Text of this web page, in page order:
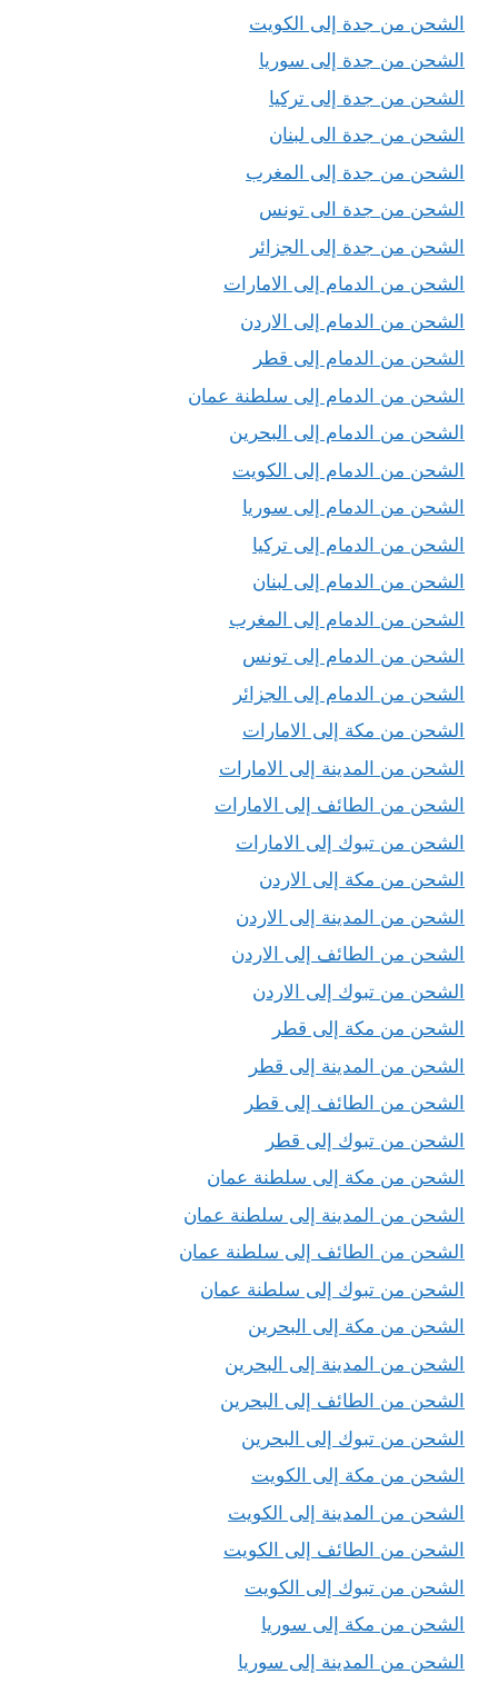
الشحن من جدة إلى الكويت
الشحن من جدة إلى سوريا
الشحن من جدة إلى تركيا
الشحن من جدة الى لبنان
الشحن من جدة إلى المغرب
الشحن من جدة الى تونس
الشحن من جدة إلى الجزائر
الشحن من الدمام إلى الامارات
الشحن من الدمام إلى الاردن
الشحن من الدمام إلى قطر
الشحن من الدمام إلى سلطنة عمان
الشحن من الدمام إلى البحرين
الشحن من الدمام إلى الكويت
الشحن من الدمام إلى سوريا
الشحن من الدمام إلى تركيا
الشحن من الدمام إلى لبنان
الشحن من الدمام إلى المغرب
الشحن من الدمام إلى تونس
الشحن من الدمام إلى الجزائر
الشحن من مكة إلى الامارات
الشحن من المدينة إلى الامارات
الشحن من الطائف إلى الامارات
الشحن من تبوك إلى الامارات
الشحن من مكة إلى الاردن
الشحن من المدينة إلى الاردن
الشحن من الطائف إلى الاردن
الشحن من تبوك إلى الاردن
الشحن من مكة إلى قطر
الشحن من المدينة إلى قطر
الشحن من الطائف إلى قطر
الشحن من تبوك إلى قطر
الشحن من مكة إلى سلطنة عمان
الشحن من المدينة إلى سلطنة عمان
الشحن من الطائف إلى سلطنة عمان
الشحن من تبوك إلى سلطنة عمان
الشحن من مكة إلى البحرين
الشحن من المدينة إلى البحرين
الشحن من الطائف إلى البحرين
الشحن من تبوك إلى البحرين
الشحن من مكة إلى الكويت
الشحن من المدينة إلى الكويت
الشحن من الطائف إلى الكويت
الشحن من تبوك إلى الكويت
الشحن من مكة إلى سوريا
الشحن من المدينة إلى سوريا